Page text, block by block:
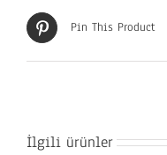
Pin This Product
İlgili ürünler